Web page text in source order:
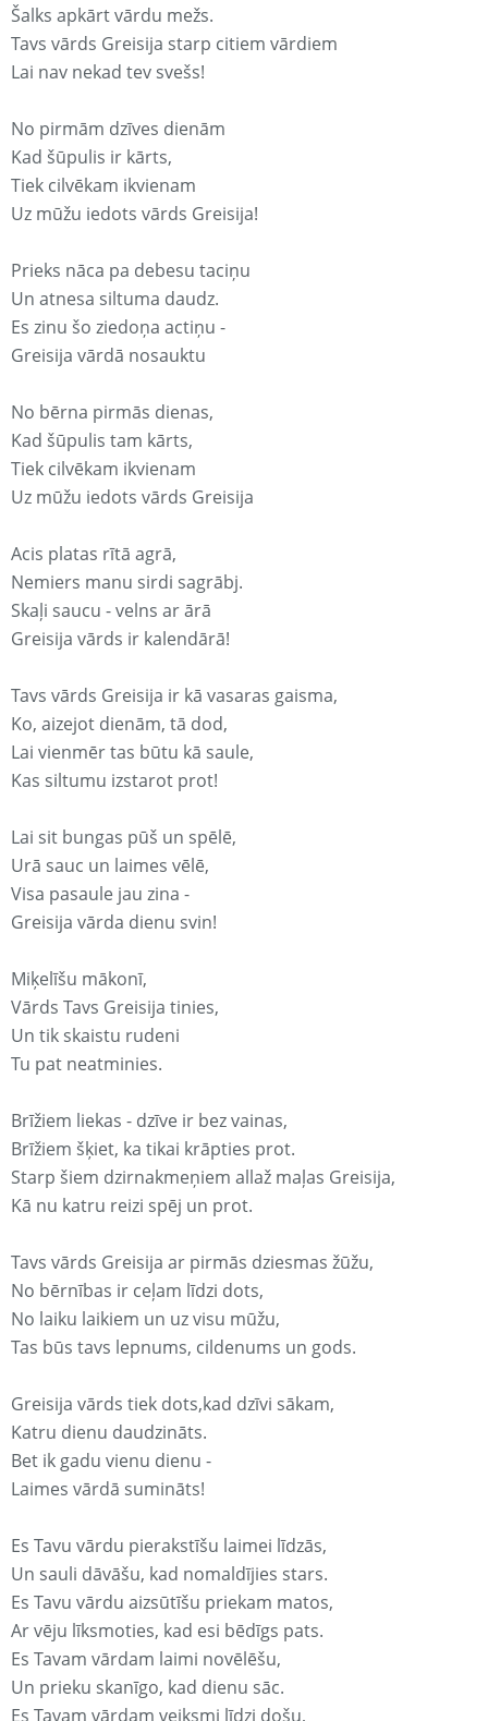
Šalks apkārt vārdu mežs.
Tavs vārds Greisija starp citiem vārdiem
Lai nav nekad tev svešs!
No pirmām dzīves dienām
Kad šūpulis ir kārts,
Tiek cilvēkam ikvienam
Uz mūžu iedots vārds Greisija!
Prieks nāca pa debesu taciņu
Un atnesa siltuma daudz.
Es zinu šo ziedoņa actiņu -
Greisija vārdā nosauktu
No bērna pirmās dienas,
Kad šūpulis tam kārts,
Tiek cilvēkam ikvienam
Uz mūžu iedots vārds Greisija
Acis platas rītā agrā,
Nemiers manu sirdi sagrābj.
Skaļi saucu - velns ar ārā
Greisija vārds ir kalendārā!
Tavs vārds Greisija ir kā vasaras gaisma,
Ko, aizejot dienām, tā dod,
Lai vienmēr tas būtu kā saule,
Kas siltumu izstarot prot!
Lai sit bungas pūš un spēlē,
Urā sauc un laimes vēlē,
Visa pasaule jau zina -
Greisija vārda dienu svin!
Miķelīšu mākonī,
Vārds Tavs Greisija tinies,
Un tik skaistu rudeni
Tu pat neatminies.
Brīžiem liekas - dzīve ir bez vainas,
Brīžiem šķiet, ka tikai krāpties prot.
Starp šiem dzirnakmeņiem allaž maļas Greisija,
Kā nu katru reizi spēj un prot.
Tavs vārds Greisija ar pirmās dziesmas žūžu,
No bērnības ir ceļam līdzi dots,
No laiku laikiem un uz visu mūžu,
Tas būs tavs lepnums, cildenums un gods.
Greisija vārds tiek dots,kad dzīvi sākam,
Katru dienu daudzināts.
Bet ik gadu vienu dienu -
Laimes vārdā sumināts!
Es Tavu vārdu pierakstīšu laimei līdzās,
Un sauli dāvāšu, kad nomaldījies stars.
Es Tavu vārdu aizsūtīšu priekam matos,
Ar vēju līksmoties, kad esi bēdīgs pats.
Es Tavam vārdam laimi novēlēšu,
Un prieku skanīgo, kad dienu sāc.
Es Tavam vārdam veiksmi līdzi došu,